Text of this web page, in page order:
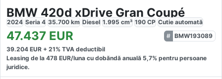
BMW 420d xDrive Gran Coupé
2024 Seria 4 35.700 km Diesel 1.995 cm³ 190 CP Cutie automată
47.437 EUR
BMW193089
39.204 EUR + 21% TVA deductibil
Leasing de la 478 EUR/luna cu dobăndă anuală 5,7% pentru persoane
juridice.